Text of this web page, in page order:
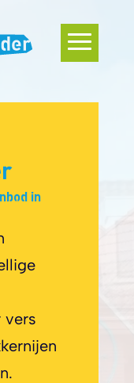
in
vers